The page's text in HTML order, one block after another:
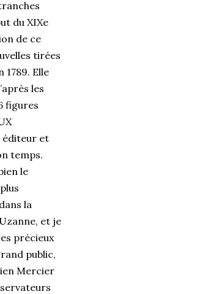
du XIXe
de ce
tirées
Elle
les
figures
éditeur et
temps.
le
la
et je
précieux
public,
Mercier